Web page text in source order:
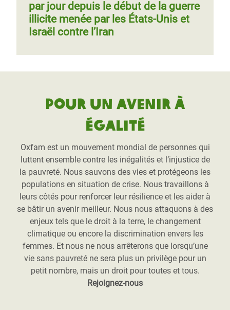
par jour depuis le début de la guerre
illicite menée par les États-Unis et
Israël contre l’Iran
Pour un avenir à
égalité
Oxfam est un mouvement mondial de personnes qui
luttent ensemble contre les inégalités et l’injustice de
la pauvreté. Nous sauvons des vies et protégeons les
populations en situation de crise. Nous travaillons à
leurs côtés pour renforcer leur résilience et les aider à
se bâtir un avenir meilleur. Nous nous attaquons à des
enjeux tels que le droit à la terre, le changement
climatique ou encore la discrimination envers les
femmes. Et nous ne nous arrêterons que lorsqu’une
vie sans pauvreté ne sera plus un privilège pour un
petit nombre, mais un droit pour toutes et tous.
Rejoignez-nous